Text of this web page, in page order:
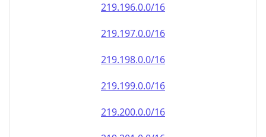
219.196.0.0/16
219.197.0.0/16
219.198.0.0/16
219.199.0.0/16
219.200.0.0/16